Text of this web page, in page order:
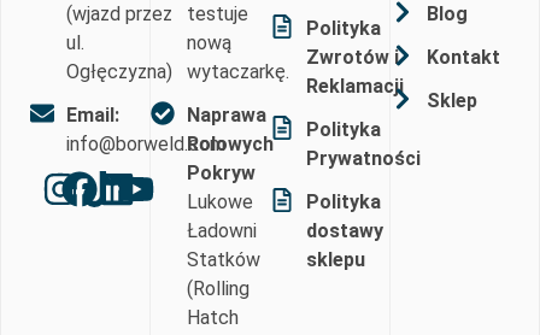
(wjazd przez
ul.
Ogłęczyzna)
Email:
info@borweld.com
testuje
nową
wytaczarkę.
Naprawa
Rolowych
Pokryw
Lukowe
Ładowni
Statków
(Rolling
Hatch
Polityka
Zwrotów i
Reklamacji
Polityka
Prywatności
Polityka
dostawy
sklepu
Blog
Kontakt
Sklep